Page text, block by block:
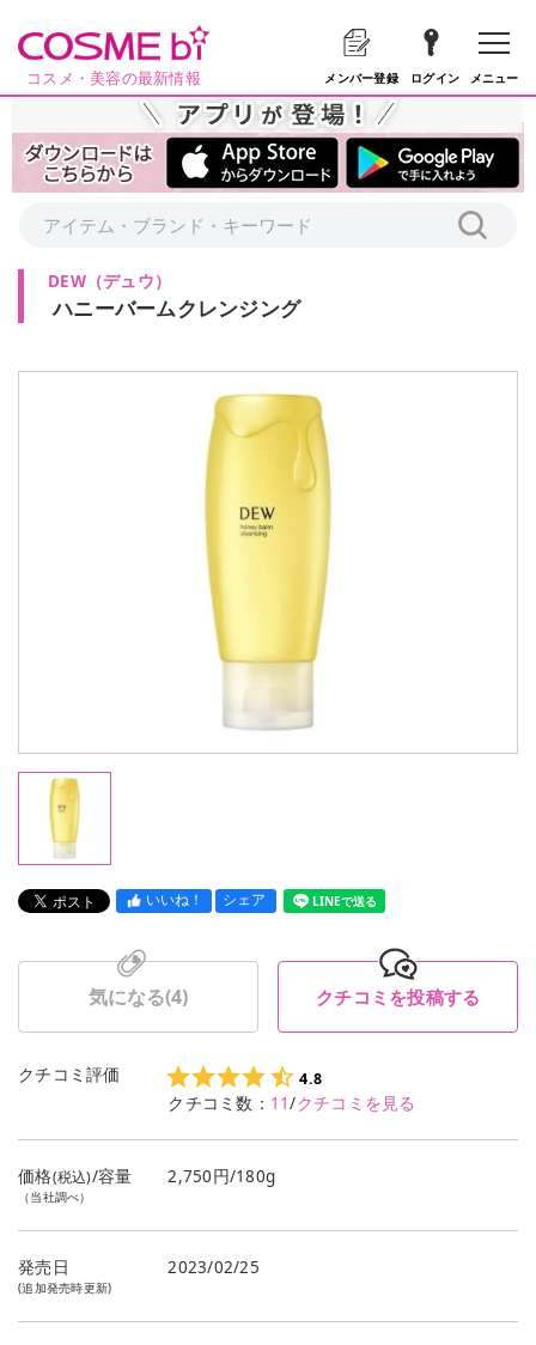
コスメ・美容の最新情報 メンバー登録 ログイン メニュー
DEW（デュウ）
ハニーバームクレンジング
いいね！ シェア LINEで送る
気になる(4) クチコミを投稿する
クチコミ評価 4.8
クチコミ数： 11/クチコミを見る
価格(税込)/容量
（当社調べ）
2,750円/180g
発売日
(追加発売時更新)
2023/02/25